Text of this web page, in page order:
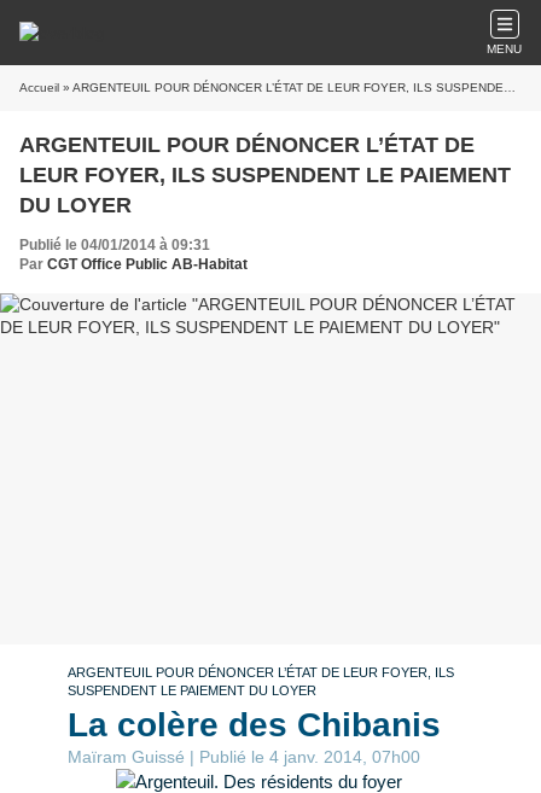
MENU
Accueil » ARGENTEUIL POUR DÉNONCER L’ÉTAT DE LEUR FOYER, ILS SUSPENDENT LE PAIEMENT DU LOYER
ARGENTEUIL POUR DÉNONCER L’ÉTAT DE
LEUR FOYER, ILS SUSPENDENT LE PAIEMENT
DU LOYER
Publié le 04/01/2014 à 09:31
Par CGT Office Public AB-Habitat
ARGENTEUIL POUR DÉNONCER L’ÉTAT DE LEUR FOYER, ILS
SUSPENDENT LE PAIEMENT DU LOYER
La colère des Chibanis
Maïram Guissé | Publié le 4 janv. 2014, 07h00